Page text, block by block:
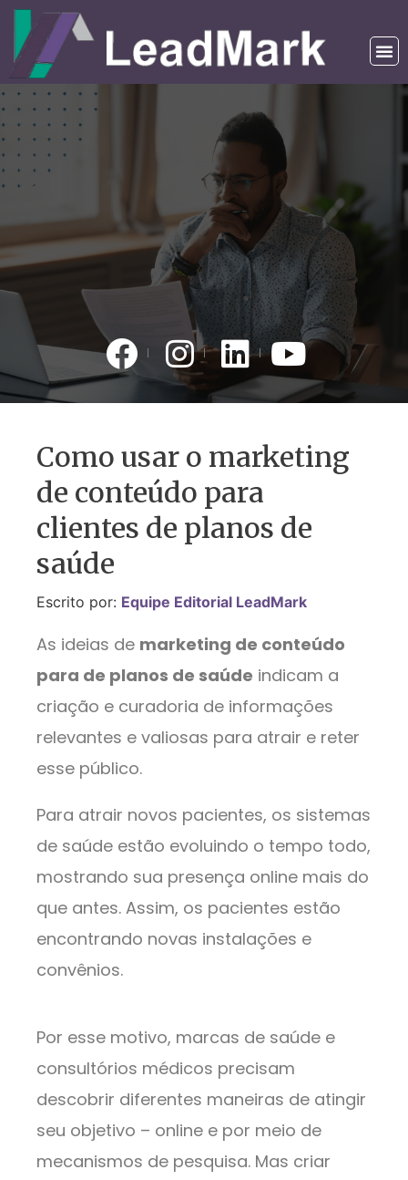
Como usar o marketing
de conteúdo para
clientes de planos de
saúde
Escrito por: Equipe Editorial LeadMark
As ideias de marketing de conteúdo
para de planos de saúde indicam a
criação e curadoria de informações
relevantes e valiosas para atrair e reter
esse público.
Para atrair novos pacientes, os sistemas
de saúde estão evoluindo o tempo todo,
mostrando sua presença online mais do
que antes. Assim, os pacientes estão
encontrando novas instalações e
convênios.
Por esse motivo, marcas de saúde e
consultórios médicos precisam
descobrir diferentes maneiras de atingir
seu objetivo – online e por meio de
mecanismos de pesquisa. Mas criar